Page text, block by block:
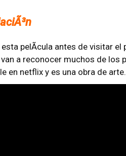
esta pelÃ­cula antes de visitar
van a reconocer muchos de los
en netflix y es una obra de arte.